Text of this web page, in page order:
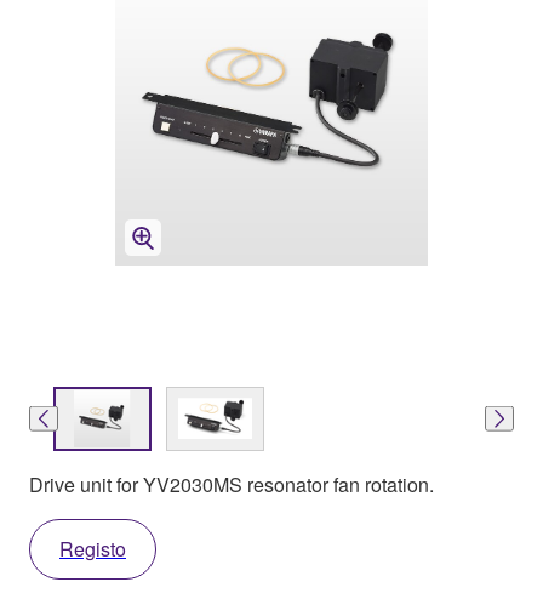
Drive unit for YV2030MS resonator fan rotation.
Registo